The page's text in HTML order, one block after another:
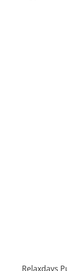
Relaxdays